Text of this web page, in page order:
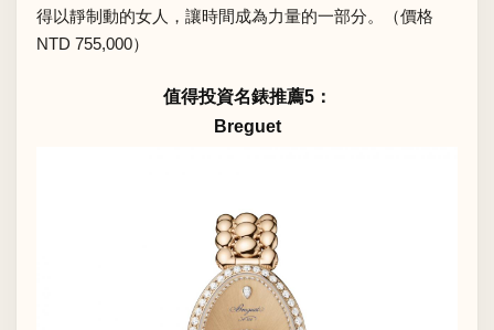
得以靜制動的女人，讓時間成為力量的一部分。（價格
NTD 755,000）
值得投資名錶推薦5：
Breguet